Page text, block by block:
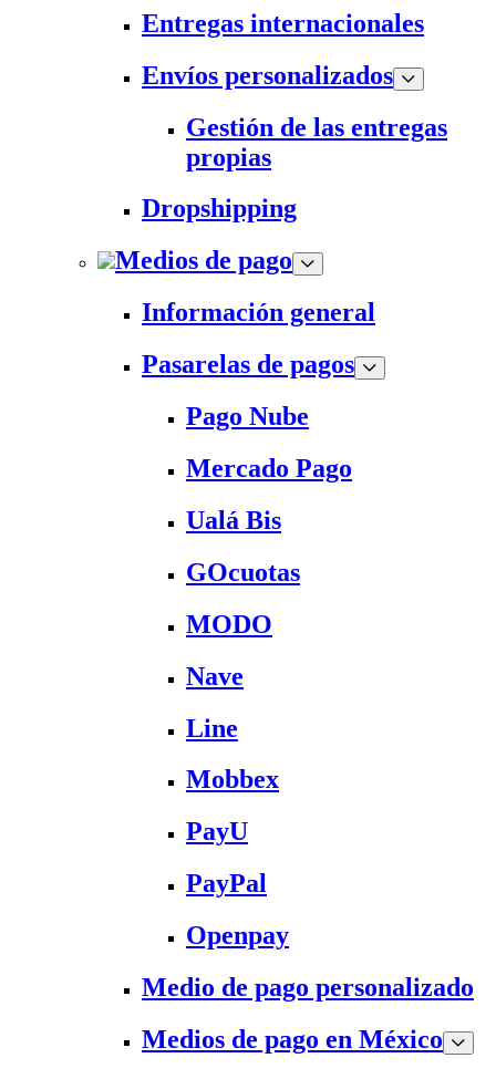
Entregas internacionales
Envíos personalizados
Gestión de las entregas
propias
Dropshipping
Medios de pago
Información general
Pasarelas de pagos
Pago Nube
Mercado Pago
Ualá Bis
GOcuotas
MODO
Nave
Line
Mobbex
PayU
PayPal
Openpay
Medio de pago personalizado
Medios de pago en México